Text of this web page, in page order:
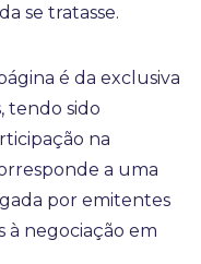
se tratasse.
é da exclusiva
tendo sido
na
a uma
por emitentes
à negociação em